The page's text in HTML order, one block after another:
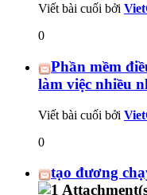
Viết bài cuối bởi
0
Phần mềm
làm việc nhiều
Viết bài cuối bởi
0
tạo đương